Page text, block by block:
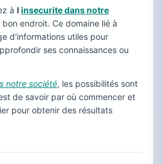
à l insecurite dans notre
endroit. Ce domaine lié à
d'informations utiles pour
ses connaissances ou
notre société, les possibilités sont
de savoir par où commencer et
pour obtenir des résultats